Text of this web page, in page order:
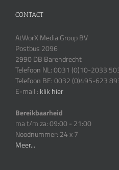
CONTACT
AtWorX Media Group BV
Postbus 2096
2990 DB Barendrecht
Telefoon NL: 0031 (0)10-2033
Telefoon BE: 0032 (0)495-623
E-mail : klik hier
Bereikbaarheid
ma t/m za: 09:00 - 21:00
Noodnummer: 24 x 7
Meer...